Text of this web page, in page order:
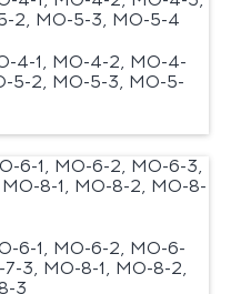
4-1, М0-4-2, М0-4-
5-2, М0-5-3, М0-5-
6-1, М0-6-2, М0-6-
3, М0-8-1, М0-8-2,
3